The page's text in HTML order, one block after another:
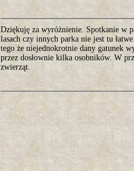
Dziękuję za wyróżnienie. Spotkanie w
lasach czy innych parka nie jest tu
tego że niejednokrotnie dany gatunek
przez dosłownie kilka osobników. W
zwierząt.